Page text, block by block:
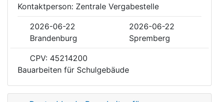
Kontaktperson: Zentrale Vergabestelle
2026-06-22
2026-06-22
Brandenburg
Spremberg
CPV: 45214200
Bauarbeiten für Schulgebäude